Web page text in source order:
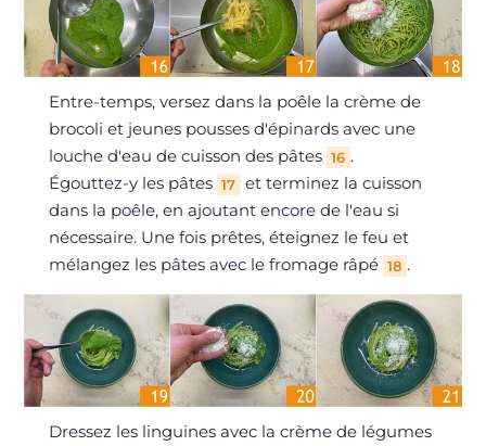
Entre-temps, versez dans la poêle la crème de
brocoli et jeunes pousses d'épinards avec une
louche d'eau de cuisson des pâtes 16 .
Égouttez-y les pâtes 17 et terminez la cuisson
dans la poêle, en ajoutant encore de l'eau si
nécessaire. Une fois prêtes, éteignez le feu et
mélangez les pâtes avec le fromage râpé 18 .
Dressez les linguines avec la crème de légumes